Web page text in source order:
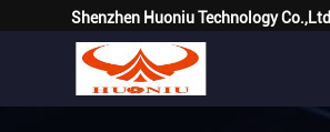
Shenzhen Huoniu Technology Co.,Ltd